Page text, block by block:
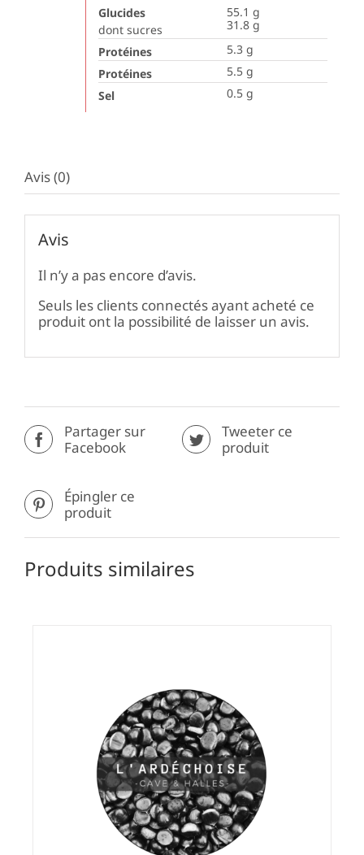
Glucides
dont sucres
55.1 g
31.8 g
Protéines
5.3 g
Protéines
5.5 g
Sel
0.5 g
Avis (0)
Avis
Il n’y a pas encore d’avis.
Seuls les clients connectés ayant acheté ce
produit ont la possibilité de laisser un avis.
Partager sur
Facebook
Tweeter ce
produit
Épingler ce
produit
Produits similaires